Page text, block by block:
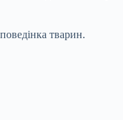
тварин.